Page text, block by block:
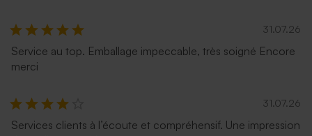
31.07.26
Service au top. Emballage impeccable, très soigné Encore
merci
31.07.26
Services clients à l’écoute et compréhensif. Une impression